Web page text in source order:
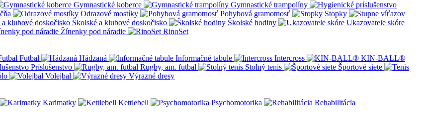
Gymnastické koberce
Gymnastické trampolíny
Odrazové mostíky Pohybová gramotnosť
Stopky
Školské a klubové doskočisko Školské hodiny
Ukazovatele skóre
Žínenky pod náradie
RinoSet
Futbal Hádzaná Informačné tabule Intercross
KIN-BALL®
Príslušenstvo Rugby, am. futbal Stolný tenis
Športové siete
Volejbal
Výrazné dresy
Karimatky Kettlebell Psychomotorika
Rehabilitácia